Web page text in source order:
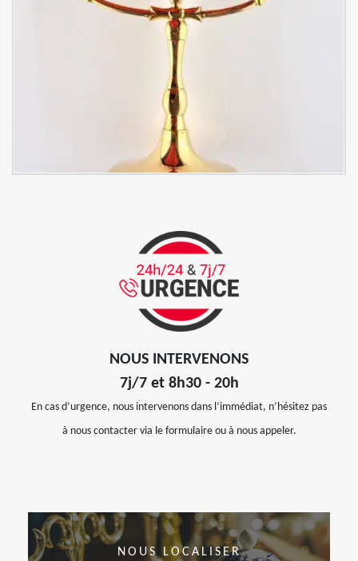
NOUS INTERVENONS
7j/7 et 8h30 - 20h
En cas d’urgence, nous intervenons dans l’immédiat, n’hésitez pas
à nous contacter via le formulaire ou à nous appeler.
NOUS LOCALISER